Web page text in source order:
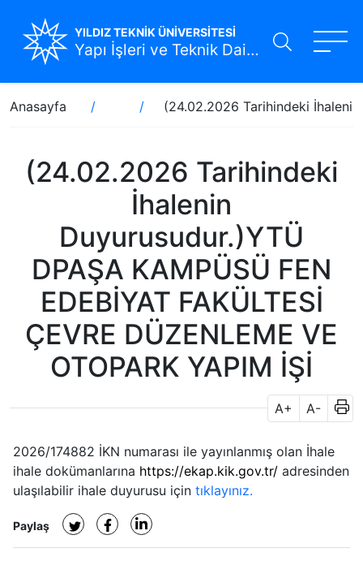
içeriğe
YILDIZ TEKNİK ÜNİVERSİTESİ
Yapı İşleri ve Teknik Daire Başkanlığı
Sayfa
yolu
Anasayfa (24.02.2026 Tarihindeki İhalenin
(24.02.2026 Tarihindeki
İhalenin
Duyurusudur.)YTÜ
DPAŞA KAMPÜSÜ FEN
EDEBİYAT FAKÜLTESİ
ÇEVRE DÜZENLEME VE
OTOPARK YAPIM İŞİ
A+ A-
2026/174882 İKN numarası ile yayınlanmış olan İhale
ihale dokümanlarına https://ekap.kik.gov.tr/ adresinden
ulaşılabilir ihale duyurusu için tıklayınız.
Paylaş